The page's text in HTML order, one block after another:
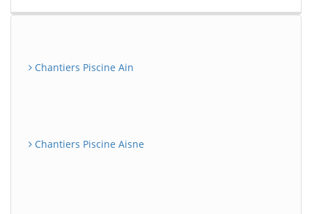
Chantiers Piscine Ain
Chantiers Piscine Aisne